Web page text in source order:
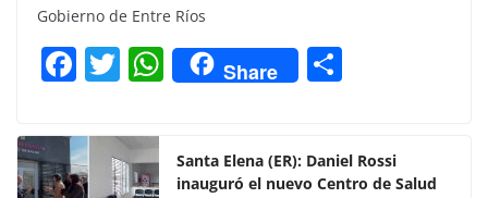
Gobierno de Entre Ríos
F
c
e
T
itt
er
W
h
s
Share
p
Santa Elena (ER): Daniel Rossi
inauguró el nuevo Centro de Salud